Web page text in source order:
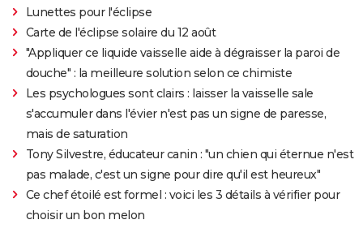
Lunettes pour l'éclipse
Carte de l'éclipse solaire du 12 août
"Appliquer ce liquide vaisselle aide à dégraisser la paroi de
douche" : la meilleure solution selon ce chimiste
Les psychologues sont clairs : laisser la vaisselle sale
s'accumuler dans l'évier n'est pas un signe de paresse,
mais de saturation
Tony Silvestre, éducateur canin : "un chien qui éternue n'est
pas malade, c'est un signe pour dire qu'il est heureux"
Ce chef étoilé est formel : voici les 3 détails à vérifier pour
choisir un bon melon